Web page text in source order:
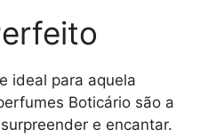
ideal para aquela
Boticário são a
e encantar.